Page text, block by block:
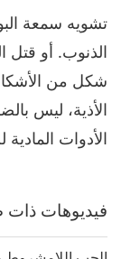
05-24 6792الآراء
القوة السحرية لا
الجزء 5 من 5
05-25 6617 الآراء
تشويه سمعة
الذنوب. أو قتل
شكل من
الأذية، ليس
الأدوات
فيديوهات ذات